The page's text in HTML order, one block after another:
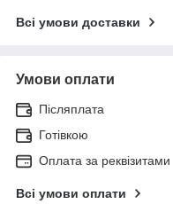
Всі умови доставки
Умови оплати
Післяплата
Готівкою
Оплата за реквізитами
Всі умови оплати